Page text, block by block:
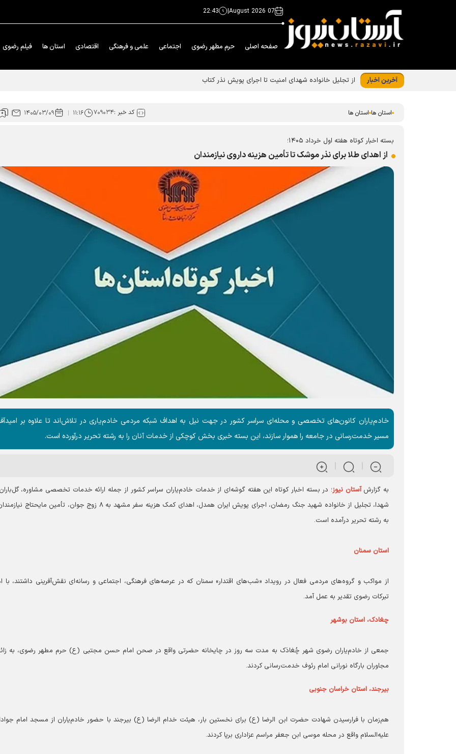
07 August 2026
|
22:43
صفحه اصلی حرم مطهر رضوی اجتماعی علمی و فرهنگی اقتصادی استان ها فیلم رضوی
آخرین اخبار
استان ها استان ها کد خبر :۷۰۹۰۳۴ ۱۱:۱۶ ۱۴۰۵/۰۳/۰۹
بسته اخبار کوتاه هفته اول خرداد ۱۴۰۵؛
از اهدای طلا برای نذر موشک تا تأمین هزینه داروی نیازمندان
خادم‌یاران کانون‌های تخصصی و محله‌ای سراسر کشور در جهت نیل به اهداف شبکه مردمی خادم‌یاری در تلاش‌اند تا علاوه بر
مسیر خدمت‌رسانی در جامعه را هموار سازند، این بسته خبری بخش کوچکی از خدمات آنان را به رشته تحریر درآورده است.
به گزارشآستان نیوز؛ در بسته اخبار کوتاه این هفته گوشه‌ای از خدمات خادم‌یاران سراسر کشور از جمله ارائه خدمات تخصصی مشاوره، گل‌باران
شهدا، تجلیل از خانواده شهید جنگ رمضان، اجرای پویش ایران همدل، اهدای کمک هزینه سفر مشهد به ۸ زوج جوان، تأمین
به رشته تحریر درآمده است.
استان سمنان
از مواکب و گروه‌های مردمی فعال در رویداد «شب‌های اقتدار» سمنان که در عرصه‌های فرهنگی، اجتماعی و رسانه‌ای نقش‌آفرینی داشتند، با
تبرکات رضوی تقدیر به عمل آمد.
چغادک، استان بوشهر
جمعی از خادم‌یاران رضوی شهر چُغادَک به مدت سه روز در چایخانه حضرتی واقع در صحن امام حسن مجتبی (ع) حرم مطهر رضوی، به
مجاوران بارگاه نورانی امام رئوف خدمت‌رسانی کردند.
بیرجند، استان خراسان جنوبی
هم‌زمان با فرارسیدن شهادت حضرت ابن الرضا (ع) برای نخستین بار، هیئت خدام الرضا (ع) بیرجند با حضور خادم‌یاران از مسجد امام
علیه‌السلام واقع در محله موسی ابن جعفر مراسم عزاداری برپا کردند.